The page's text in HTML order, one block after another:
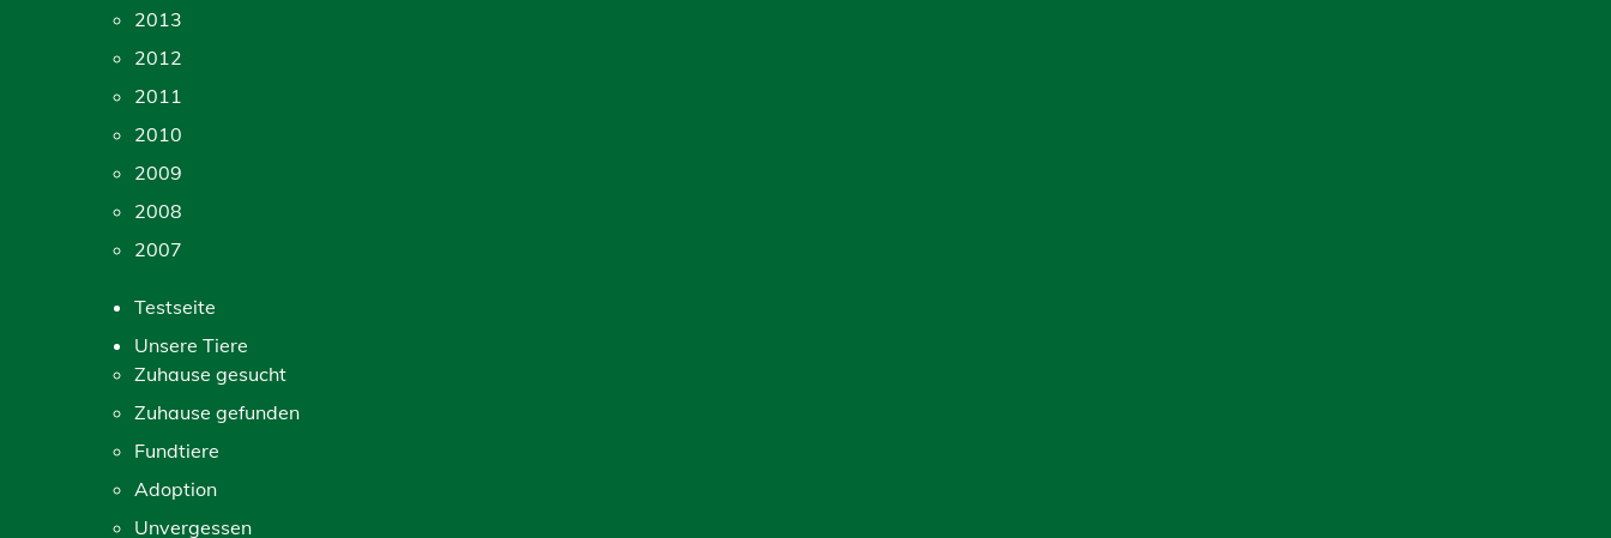
2013
2012
2011
2010
2009
2008
2007
Testseite
Unsere Tiere
Zuhause gesucht
Zuhause gefunden
Fundtiere
Adoption
Unvergessen